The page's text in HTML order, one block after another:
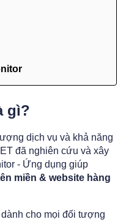
gì?
dịch vụ và khả năng
đã nghiên cứu và xây
- Ứng dụng giúp
miền & website hàng
cho mọi đối tượng